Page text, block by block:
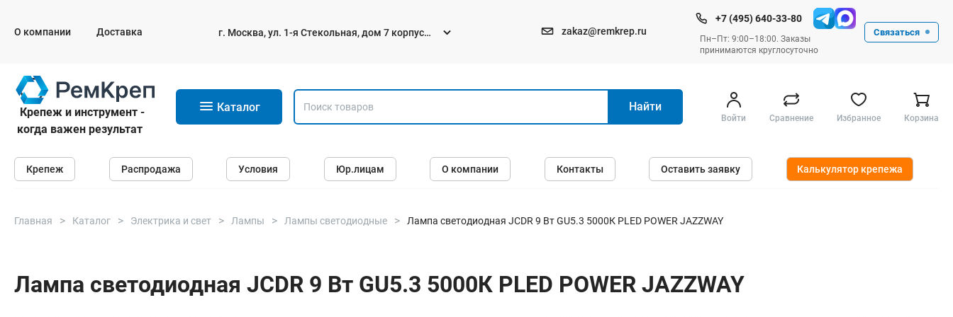
О компании Доставка
г. Москва, ул. 1-я Стекольная, дом 7 корпус
zakaz@remkrep.ru
+7 (495) 640-33-80
Пн–Пт: 9:00–18:00. Заказы
принимаются круглосуточно
Связаться
Крепеж и инструмент -
когда важен результат
Каталог
Крепеж
Анкеры
Саморезы и шурупы
Электро и бензоинструменты
Перфораторы
Ручные инструменты
Малярные
Столярные
Найти
Войти Сравнение Избранное Корзина
Крепеж Распродажа Условия Юр.лицам О компании Контакты Оставить заявку Калькулятор крепежа
Главная Каталог Электрика и свет Лампы Лампы светодиодные Лампа светодиодная JCDR 9 Вт GU5.3 5000К PLED POWER JAZZWAY
Лампа светодиодная JCDR 9 Вт GU5.3 5000К PLED POWER JAZZWAY